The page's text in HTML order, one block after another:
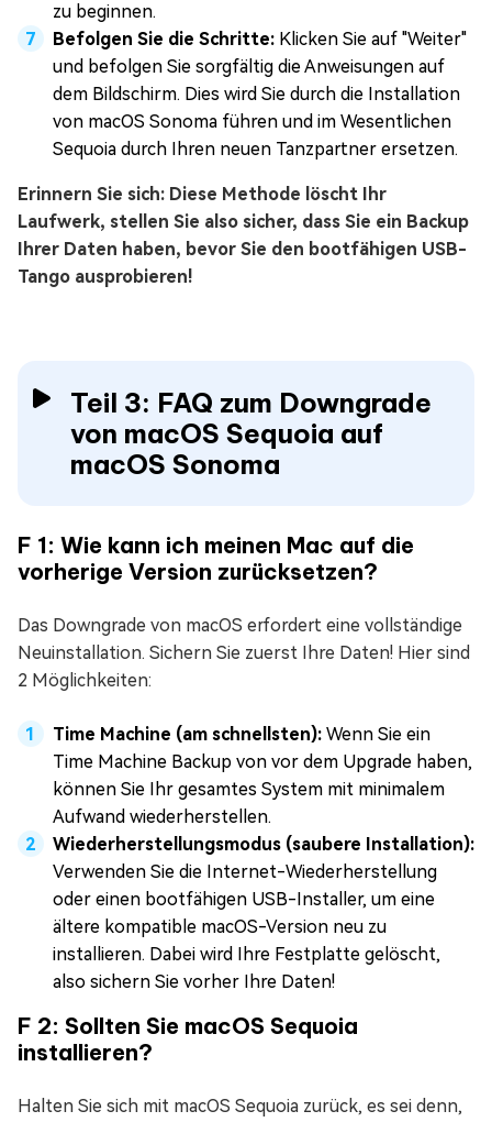
zu beginnen.
Befolgen Sie die Schritte: Klicken Sie auf "Weiter"
und befolgen Sie sorgfältig die Anweisungen auf
dem Bildschirm. Dies wird Sie durch die Installation
von macOS Sonoma führen und im Wesentlichen
Sequoia durch Ihren neuen Tanzpartner ersetzen.
Erinnern Sie sich: Diese Methode löscht Ihr
Laufwerk, stellen Sie also sicher, dass Sie ein Backup
Ihrer Daten haben, bevor Sie den bootfähigen USB-
Tango ausprobieren!
Teil 3: FAQ zum Downgrade
von macOS Sequoia auf
macOS Sonoma
F 1: Wie kann ich meinen Mac auf die
vorherige Version zurücksetzen?
Das Downgrade von macOS erfordert eine vollständige
Neuinstallation. Sichern Sie zuerst Ihre Daten! Hier sind
2 Möglichkeiten:
Time Machine (am schnellsten): Wenn Sie ein
Time Machine Backup von vor dem Upgrade haben,
können Sie Ihr gesamtes System mit minimalem
Aufwand wiederherstellen.
Wiederherstellungsmodus (saubere Installation):
Verwenden Sie die Internet-Wiederherstellung
oder einen bootfähigen USB-Installer, um eine
ältere kompatible macOS-Version neu zu
installieren. Dabei wird Ihre Festplatte gelöscht,
also sichern Sie vorher Ihre Daten!
F 2: Sollten Sie macOS Sequoia
installieren?
Halten Sie sich mit macOS Sequoia zurück, es sei denn,